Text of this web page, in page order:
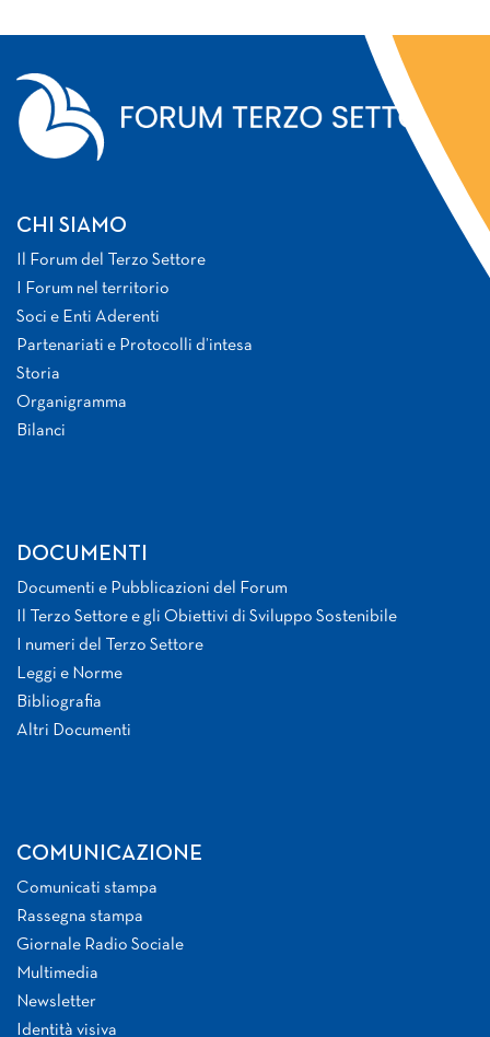
CHI SIAMO
Il Forum del Terzo Settore
I Forum nel territorio
Soci e Enti Aderenti
Partenariati e Protocolli d’intesa
Storia
Organigramma
Bilanci
DOCUMENTI
Documenti e Pubblicazioni del Forum
Il Terzo Settore e gli Obiettivi di Sviluppo Sostenibile
I numeri del Terzo Settore
Leggi e Norme
Bibliografia
Altri Documenti
COMUNICAZIONE
Comunicati stampa
Rassegna stampa
Giornale Radio Sociale
Multimedia
Newsletter
Identità visiva